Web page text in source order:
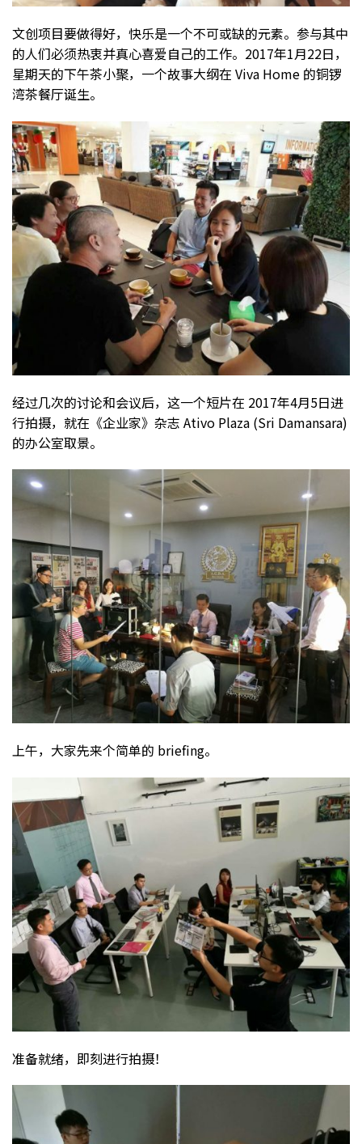
文创项目要做得好，快乐是一个不可或缺的元素。参与其中
的人们必须热衷并真心喜爱自己的工作。2017年1月22日，
星期天的下午茶小聚，一个故事大纲在 Viva Home 的铜锣
湾茶餐厅诞生。
经过几次的讨论和会议后，这一个短片在 2017年4月5日进
行拍摄，就在《企业家》杂志 Ativo Plaza (Sri Damansara)
的办公室取景。
上午，大家先来个简单的 briefing。
准备就绪，即刻进行拍摄！